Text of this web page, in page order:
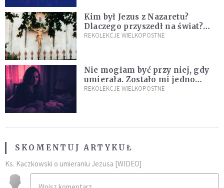
Kim był Jezus z Nazaretu?
Dlaczego przyszedł na świat?
I dlaczego umarł?
REKOLEKCJE WIELKOPOSTNE
Nie mogłam być przy niej, gdy
umierała. Zostało mi jedno
wspomnienie [Siedem Boleści]
REKOLEKCJE WIELKOPOSTNE
SKOMENTUJ ARTYKUŁ
Ks. Kaczkowski o umieraniu Jezusa [WIDEO]